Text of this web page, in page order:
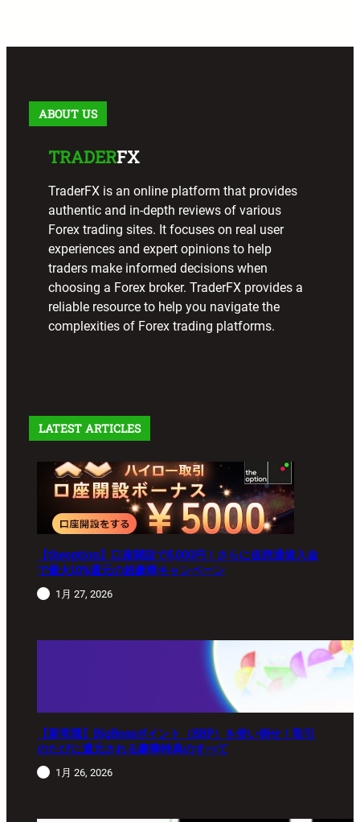
c
ABOUT US
TRADERFX
TraderFX is an online platform that provides
authentic and in-depth reviews of various
Forex trading sites. It focuses on real user
experiences and expert opinions to help
traders make informed decisions when
choosing a Forex broker. TraderFX provides a
reliable resource to help you navigate the
complexities of Forex trading platforms.
LATEST ARTICLES
【theoption】口座開設で5,000円！さらに仮想通貨入金
で最大10%還元の超豪華キャンペーン
1月 27, 2026
【新常識】BigBossポイント（BBP）を使い倒せ！取引
のたびに還元される豪華特典のすべて
1月 26, 2026